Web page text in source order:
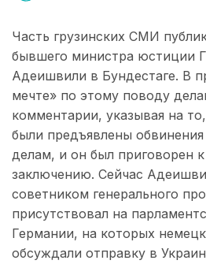
Часть грузинских СМИ
бывшего министра юстиции
Адеишвили в Бундестаге. В
мечте» по этому поводу
комментарии, указывая на
были предъявлены
делам, и он был приговорен
заключению. Сейчас
советником генерального
присутствовал на
Германии, на которых
обсуждали отправку в